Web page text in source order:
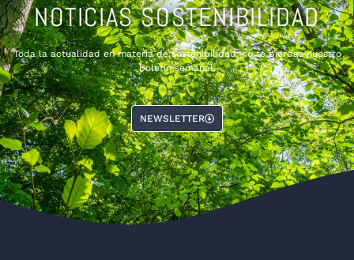
NOTICIAS SOSTENIBILIDAD
Toda la actualidad en materia de sostenibilidad, no te pierdas nuestro
boletín semanal.
NEWSLETTER